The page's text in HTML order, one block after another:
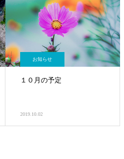
お知らせ
１０月の予定
2019.10.02